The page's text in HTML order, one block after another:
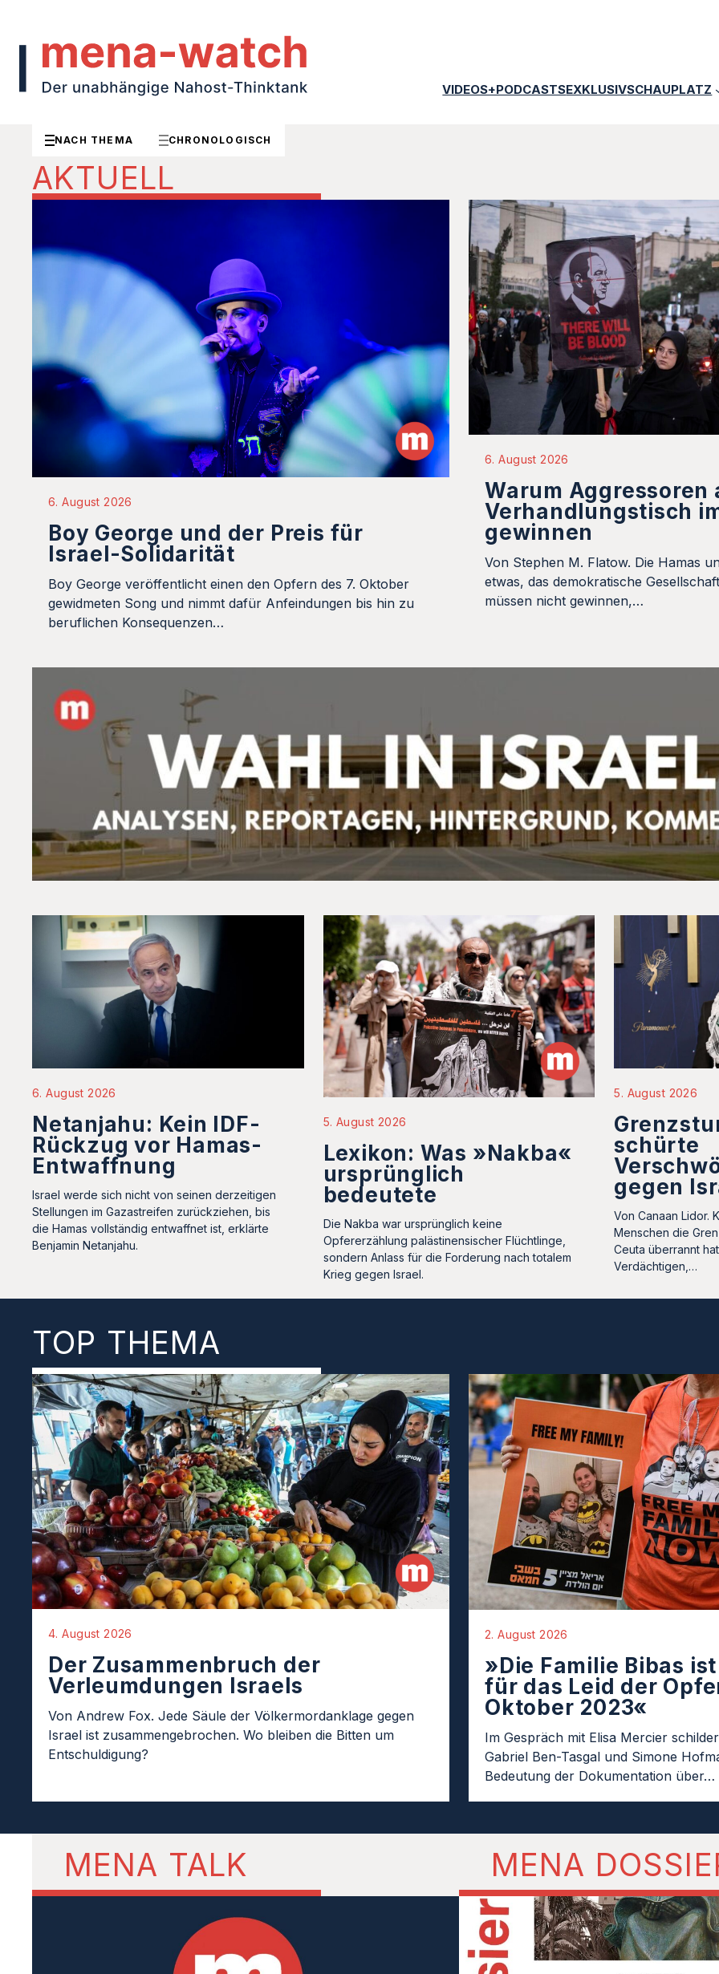
VIDEOS+PODCASTSEXKLUSIVSCHAUPLATZ
NACH THEMA CHRONOLOGISCH
AKTUELL
6. August 2026
Boy George und der Preis für
Israel-Solidarität
Boy George veröffentlicht einen den Opfern des 7. Oktober
gewidmeten Song und nimmt dafür Anfeindungen bis hin zu
beruflichen Konsequenzen…
6. August 2026
Warum Aggressoren
Verhandlungstisch
gewinnen
Von Stephen M. Flatow. Die Hamas
etwas, das demokratische
müssen nicht gewinnen,…
6. August 2026
Netanjahu: Kein IDF-
Rückzug vor Hamas-
Entwaffnung
Israel werde sich nicht von seinen derzeitigen
Stellungen im Gazastreifen zurückziehen, bis
die Hamas vollständig entwaffnet ist, erklärte
Benjamin Netanjahu.
5. August 2026
Lexikon: Was »Nakba«
ursprünglich
bedeutete
Die Nakba war ursprünglich keine
Opfererzählung palästinensischer Flüchtlinge,
sondern Anlass für die Forderung nach totalem
Krieg gegen Israel.
5. August 2026
schürte
gegen
Von Canaan Lidor.
Menschen die
Ceuta überrannt
Verdächtigen,…
TOP THEMA
4. August 2026
Der Zusammenbruch der
Verleumdungen Israels
Von Andrew Fox. Jede Säule der Völkermordanklage gegen
Israel ist zusammengebrochen. Wo bleiben die Bitten um
Entschuldigung?
2. August 2026
»Die Familie Bibas
für das Leid der
Oktober 2023«
Im Gespräch mit Elisa Mercier
Gabriel Ben-Tasgal und Simone
Bedeutung der Dokumentation über…
MENA TALK MENA